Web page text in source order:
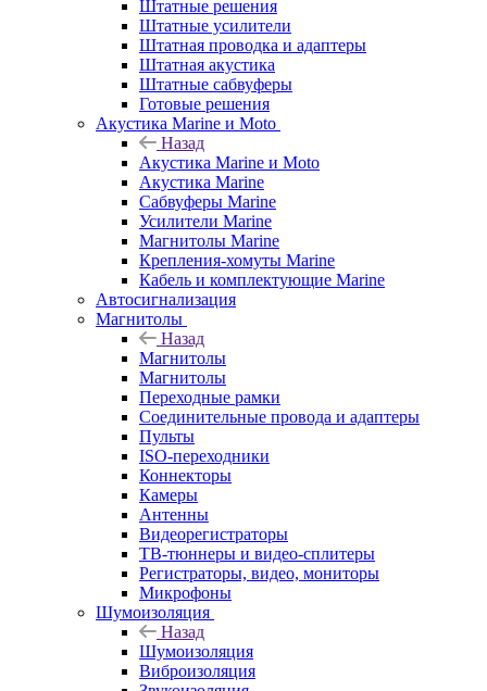
Штатные решения
Штатные усилители
Штатная проводка и адаптеры
Штатная акустика
Штатные сабвуферы
Готовые решения
Акустика Marine и Moto
Назад
Акустика Marine и Moto
Акустика Marine
Сабвуферы Marine
Усилители Marine
Магнитолы Marine
Крепления-хомуты Marine
Кабель и комплектующие Marine
Автосигнализация
Магнитолы
Назад
Магнитолы
Магнитолы
Переходные рамки
Соединительные провода и адаптеры
Пульты
ISO-переходники
Коннекторы
Камеры
Антенны
Видеорегистраторы
ТВ-тюннеры и видео-сплитеры
Регистраторы, видео, мониторы
Микрофоны
Шумоизоляция
Назад
Шумоизоляция
Виброизоляция